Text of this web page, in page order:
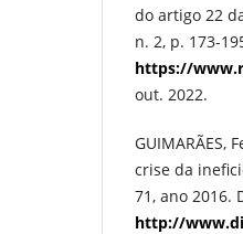
do artigo 22
n. 2, p. 173-
https://
out. 2022.
GUIMARÃES,
crise da
71, ano 2016.
http://